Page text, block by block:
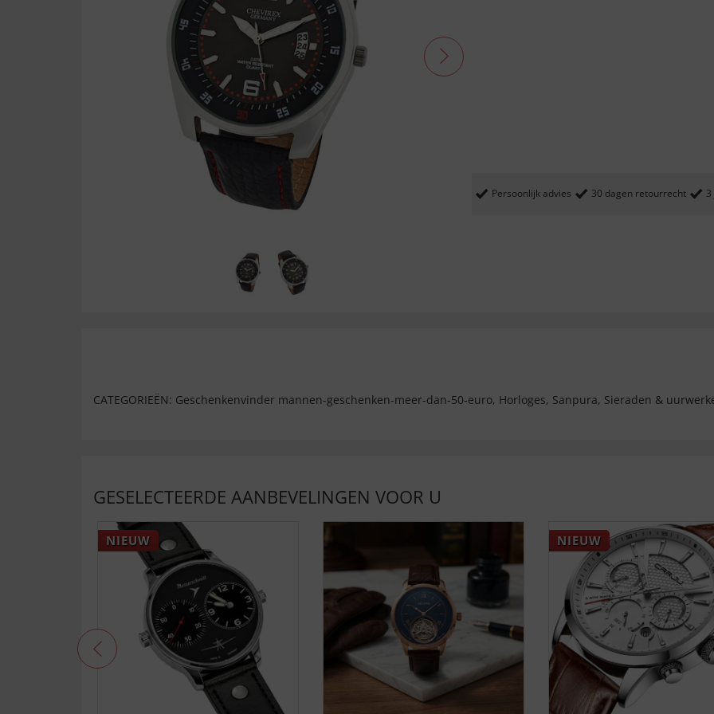
Persoonlijk advies 30 dagen retourrecht
CATEGORIEËN: Geschenkenvinder mannen-geschenken-meer-dan-50-euro, Horloges, Sanpura, Sieraden &
GESELECTEERDE AANBEVELINGEN VOOR U
NIEUW NIEUW